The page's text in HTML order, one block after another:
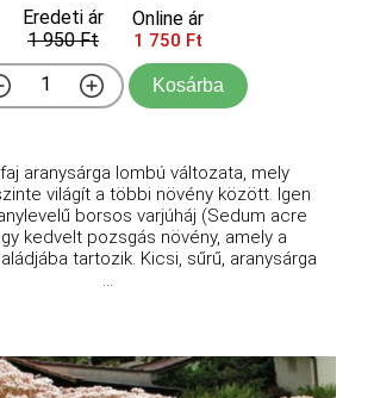
Eredeti ár
1 950 Ft
Online ár
1 750 Ft
Kosárba
aranysárga lombú változata, mely
világít a többi növény között. Igen
borsos varjúháj (Sedum acre
kedvelt pozsgás növény, amely a
tartozik. Kicsi, sűrű, aranysárga
...